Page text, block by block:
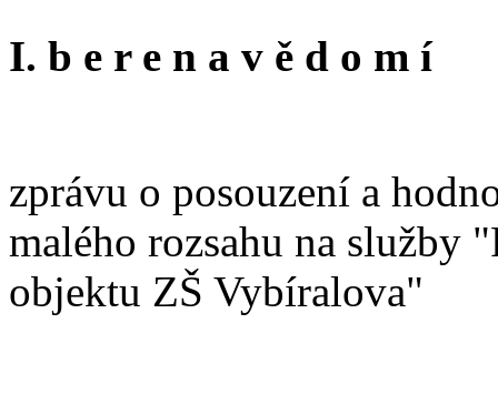
I. b e r e n a v ě d o m í
zprávu o posouzení a
malého rozsahu na služby
objektu ZŠ Vybíralova"